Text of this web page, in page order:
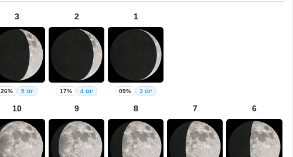
1
יום 3 09%
2
יום 4 17%
3
יום 5 26%
6
7
8
9
10